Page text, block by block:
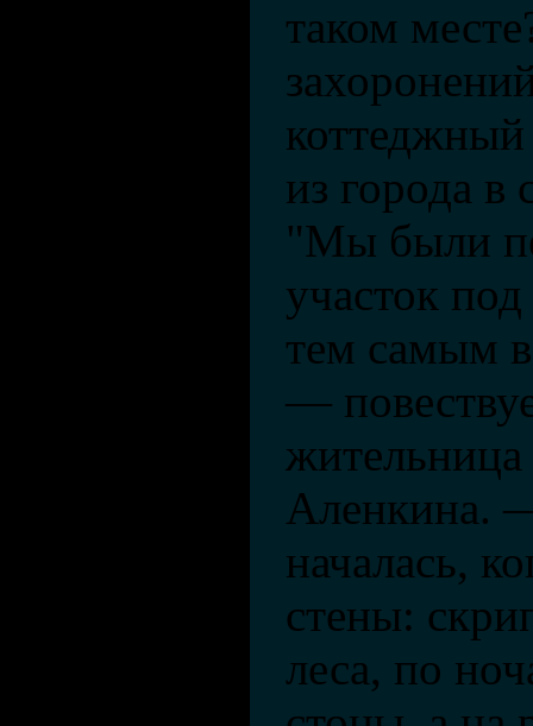
таком
коттеджный
из города в
"Мы были
участок
тем самым
—
жительница
Аленкина.
началась,
стены:
леса, по